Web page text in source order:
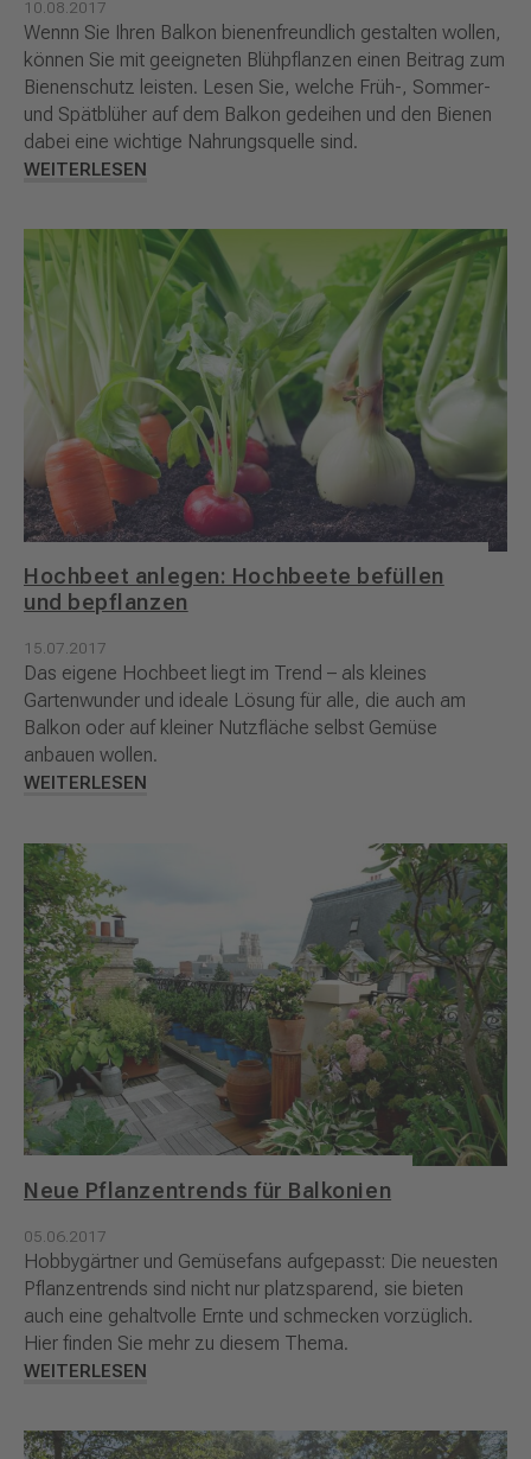
10.08.2017
Wennn Sie Ihren Balkon bienenfreundlich gestalten wollen,
können Sie mit geeigneten Blühpflanzen einen Beitrag zum
Bienenschutz leisten. Lesen Sie, welche Früh-, Sommer-
und Spätblüher auf dem Balkon gedeihen und den Bienen
dabei eine wichtige Nahrungsquelle sind.
WEITERLESEN
Hochbeet anlegen: Hochbeete befüllen
und bepflanzen
15.07.2017
Das eigene Hochbeet liegt im Trend – als kleines
Gartenwunder und ideale Lösung für alle, die auch am
Balkon oder auf kleiner Nutzfläche selbst Gemüse
anbauen wollen.
WEITERLESEN
Neue Pflanzentrends für Balkonien
05.06.2017
Hobbygärtner und Gemüsefans aufgepasst: Die neuesten
Pflanzentrends sind nicht nur platzsparend, sie bieten
auch eine gehaltvolle Ernte und schmecken vorzüglich.
Hier finden Sie mehr zu diesem Thema.
WEITERLESEN